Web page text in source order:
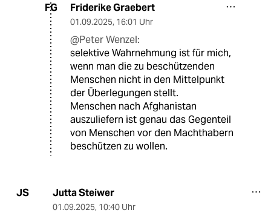
FG Friderike Graebert
01.09.2025, 16:01 Uhr
@Peter Wenzel:
selektive Wahrnehmung ist für mich,
wenn man die zu beschützenden
Menschen nicht in den Mittelpunkt
der Überlegungen stellt.
Menschen nach Afghanistan
auszuliefern ist genau das Gegenteil
von Menschen vor den Machthabern
beschützen zu wollen.
JS Jutta Steiwer
01.09.2025, 10:40 Uhr